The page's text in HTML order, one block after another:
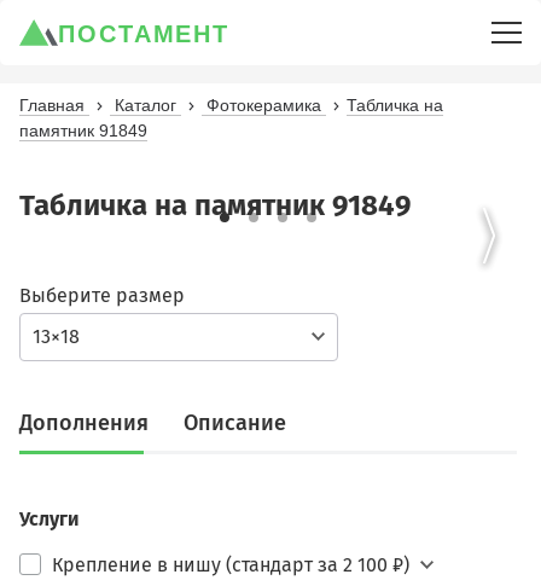
ПОСТАМЕНТ
Главная Каталог Фотокерамика
Табличка на
памятник 91849
Табличка на памятник 91849
13×18
Выберите размер
Дополнения Описание
Услуги
Крепление в нишу (стандарт за 2 100 ₽)